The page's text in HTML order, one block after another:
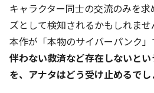
キャラクター同士の交流のみを
ズとして検知されるかもしれま
本作が「本物のサイバーパンク」
伴わない救済など存在しないと
を、アナタはどう受け止めるでし